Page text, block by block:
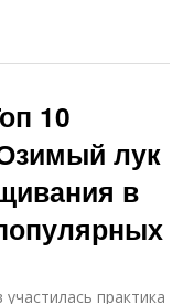
10
лук
в
практика